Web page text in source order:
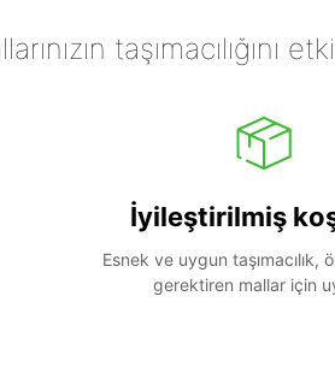
İyileştirilmiş
Esnek ve uygun taşımacılık,
gerektiren mallar için